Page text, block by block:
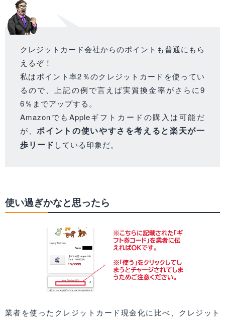
クレジットカード会社からのポイントも普通にもら
えるぞ！
私はポイント率2％のクレジットカードを使ってい
るので、上記の例で言えば実質換金率がさらに9
6％までアップする。
AmazonでもAppleギフトカードの購入は可能だ
が、ポイントの使いやすさを考えると楽天が一
歩リード している印象だ。
使い過ぎかなと思ったら
業者を使ったクレジットカード現金化に比べ、クレジット